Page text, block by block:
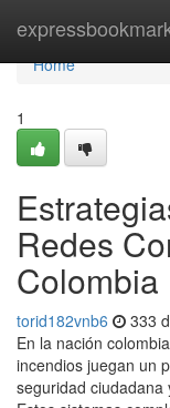
Home
Home
1
Redes
Colombia
torid182vnb6 333
En la nación
incendios juegan un
seguridad ciudadana